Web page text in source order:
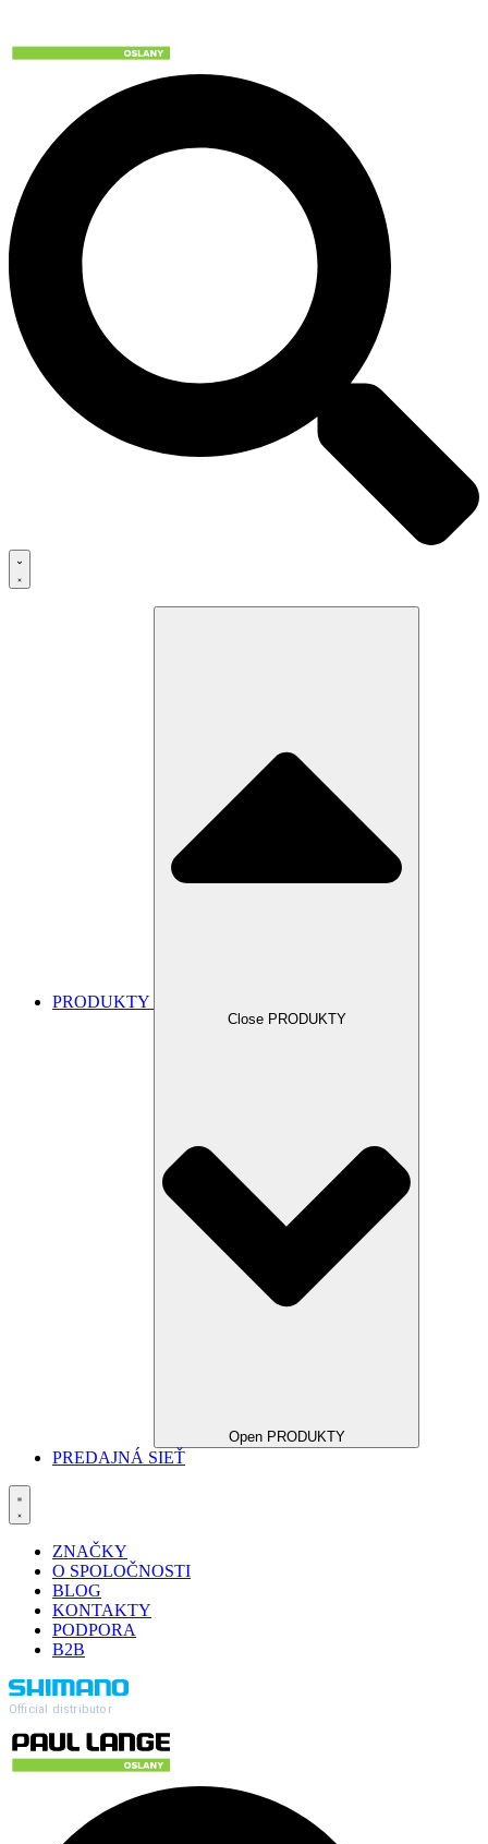
obsah
PRODUKTY
Close PRODUKTY
Open PRODUKTY
PREDAJNÁ SIEŤ
ZNAČKY
O SPOLOČNOSTI
BLOG
KONTAKTY
PODPORA
B2B
Official distributor